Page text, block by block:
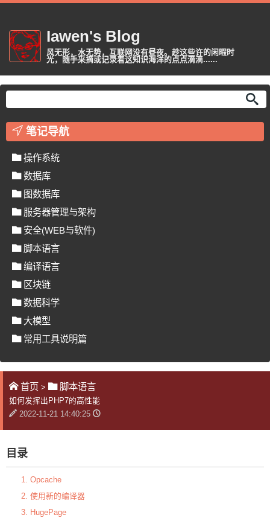
Iawen's Blog
风无形，水无势，互联网没有昼夜。趁这些许的闲暇时
光，随手采摘或记录着这知识海洋的点点滴滴......
笔记导航
操作系统
数据库
图数据库
服务器管理与架构
安全(WEB与软件)
脚本语言
编译语言
区块链
数据科学
大模型
常用工具说明篇
首页 > 脚本语言
如何发挥出PHP7的高性能
2022-11-21 14:40:25
目录
1. Opcache
2. 使用新的编译器
3. HugePage